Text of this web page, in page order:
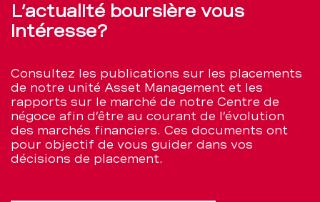
L’actualité boursière vous
intéresse?
Consultez les publications sur les placements
de notre unité Asset Management et les
rapports sur le marché de notre Centre de
négoce afin d’être au courant de l’évolution
des marchés financiers. Ces documents ont
pour objectif de vous guider dans vos
décisions de placement.